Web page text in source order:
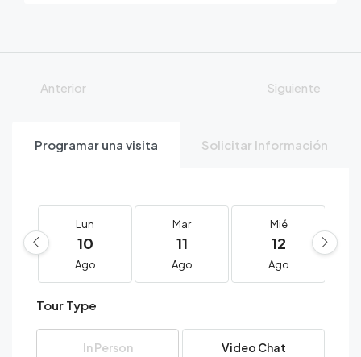
Anterior Siguiente
Programar una visita Solicitar Información
Lun
10
Ago
Mar
11
Ago
Mié
12
Ago
Tour Type
In Person Video Chat